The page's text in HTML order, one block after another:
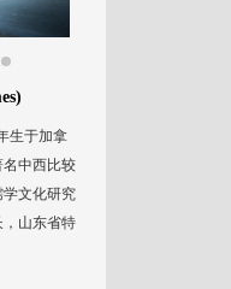
生于加拿
中西比较
文化研究
山东省特
学术委员会